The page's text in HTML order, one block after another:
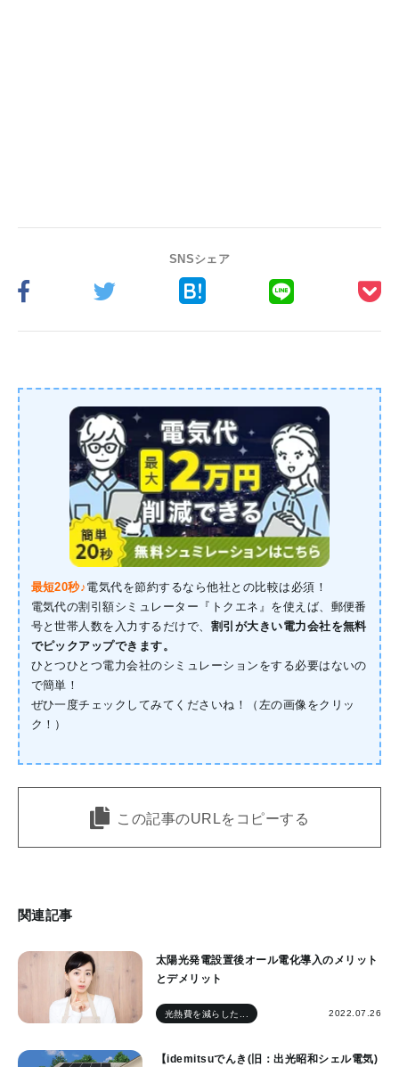
SNSシェア
最短20秒♪電気代を節約するなら他社との比較は必須！
電気代の割引額シミュレーター『トクエネ』を使えば、郵便番
号と世帯人数を入力するだけで、 割引が大きい電力会社を無料
でピックアップできます。
ひとつひとつ電力会社のシミュレーションをする必要はないの
で簡単！
ぜひ一度チェックしてみてくださいね！（左の画像をクリッ
ク！）
この記事のURLをコピーする
関連記事
太陽光発電設置後オール電化導入のメリット
とデメリット
光熱費を減らした... 2022.07.26
【idemitsuでんき(旧：出光昭和シェル電気)